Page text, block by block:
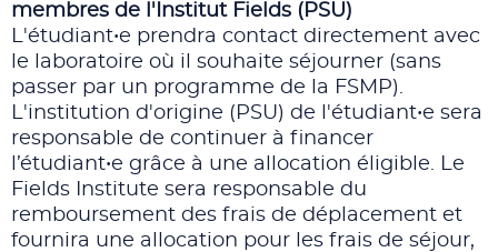
membres de l'Institut Fields (PSU)
L'étudiant•e prendra contact directement avec
le laboratoire où il souhaite séjourner (sans
passer par un programme de la FSMP).
L'institution d'origine (PSU) de l'étudiant•e sera
responsable de continuer à financer
l’étudiant•e grâce à une allocation éligible. Le
Fields Institute sera responsable du
remboursement des frais de déplacement et
fournira une allocation pour les frais de séjour,